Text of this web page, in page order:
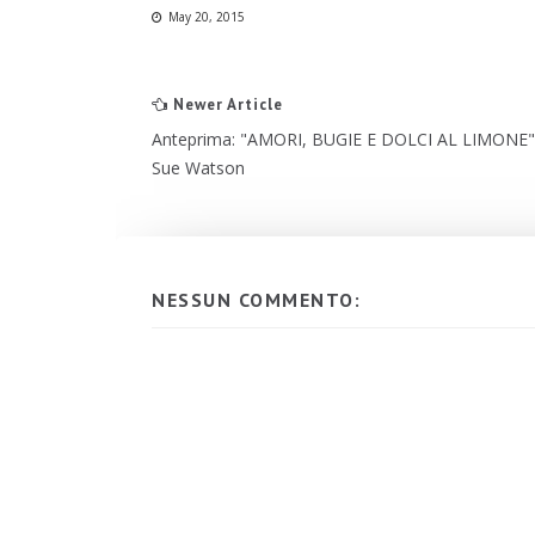
May 20, 2015
Newer Article
Anteprima: "AMORI, BUGIE E DOLCI AL
Sue Watson
NESSUN COMMENTO: